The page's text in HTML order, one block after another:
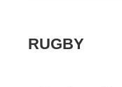
RUGBY